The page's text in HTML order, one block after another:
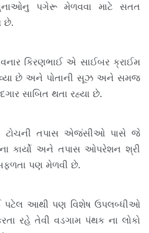
પગેરૂ મેળવવા માટે સતત
છે.
કિરણભાઈ એ સાઈબર ક્રાઈમ
છે અને પોતાની સૂઝ અને સમજ
સાબિત થતા રહ્યા છે.
ટોચની તપાસ એજંસીઓ પાસે જે
ના કાર્યો અને તપાસ ઓપરેશન શ્રી
પણ મેળવી છે.
પટેલ આથી પણ વિશેષ ઉપલબ્ધીઓ
રહે તેવી વડગામ પંથક ના લોકો